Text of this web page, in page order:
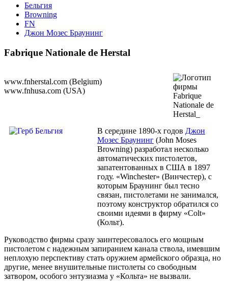
Бельгия
Browning
FN
Джон Мозес Браунинг
Fabrique Nationale de Herstal
www.fnherstal.com (Belgium)
www.fnhusa.com (USA)
В середине 1890-х годов Джон
Мозес Браунинг (John Moses
Browning) разработал несколько
автоматических пистолетов,
запатентованных в США в 1897
году. «Winchester» (Винчестер), с
которым Браунинг был тесно
связан, пистолетами не занимался,
поэтому конструктор обратился со
своими идеями в фирму «Colt»
(Кольт).
Руководство фирмы сразу заинтересовалось его мощным
пистолетом с надежным запиранием канала ствола, имевшим
неплохую перспективу стать оружием армейского образца, но
другие, менее внушительные пистолеты со свободным
затвором, особого энтузиазма у «Кольта» не вызвали.